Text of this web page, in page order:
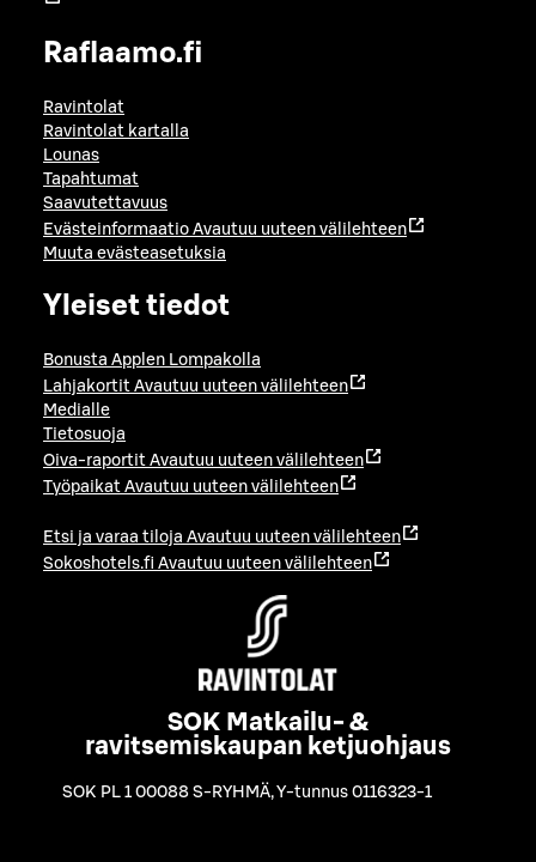
Raflaamo.fi
Ravintolat
Ravintolat kartalla
Lounas
Tapahtumat
Saavutettavuus
Evästeinformaatio Avautuu uuteen välilehteen
Muuta evästeasetuksia
Yleiset tiedot
Bonusta Applen Lompakolla
Lahjakortit Avautuu uuteen välilehteen
Medialle
Tietosuoja
Oiva-raportit Avautuu uuteen välilehteen
Työpaikat Avautuu uuteen välilehteen
Etsi ja varaa tiloja Avautuu uuteen välilehteen
Sokoshotels.fi Avautuu uuteen välilehteen
SOK Matkailu- &
ravitsemiskaupan ketjuohjaus
SOK PL 1 00088 S-RYHMÄ,Y-tunnus 0116323-1